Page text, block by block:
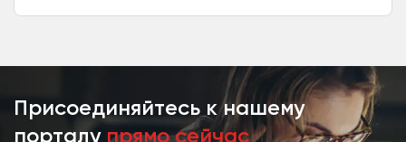
Присоединяйтесь к нашему
порталу прямо сейчас